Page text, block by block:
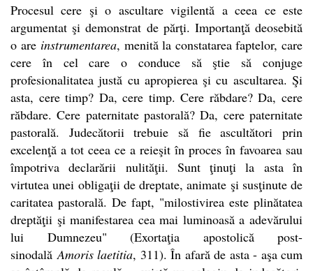
Procesul cere şi o ascultare vigilentă a ceea ce este
argumentat şi demonstrat de părţi. Importanţă deosebită
o are instrumentarea, menită la constatarea faptelor, care
cere în cel care o conduce să ştie să conjuge
profesionalitatea justă cu apropierea şi cu ascultarea. Şi
asta, cere timp? Da, cere timp. Cere răbdare? Da, cere
răbdare. Cere paternitate pastorală? Da, cere paternitate
pastorală. Judecătorii trebuie să fie ascultători prin
excelenţă a tot ceea ce a reieşit în proces în favoarea sau
împotriva declarării nulităţii. Sunt ţinuţi la asta în
virtutea unei obligaţii de dreptate, animate şi susţinute de
caritatea pastorală. De fapt, "milostivirea este plinătatea
dreptăţii şi manifestarea cea mai luminoasă a adevărului
lui Dumnezeu" (Exortaţia apostolică post-
sinodală Amoris laetitia, 311). În afară de asta - aşa cum